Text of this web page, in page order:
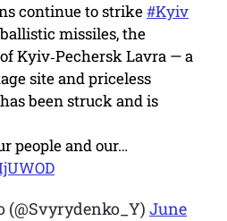
continue to strike#Kyiv
missiles, the
Kyiv‑Pechersk Lavra — a
site and priceless
been struck and is
people and our…
June